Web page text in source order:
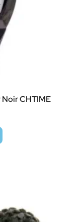
CHTIME